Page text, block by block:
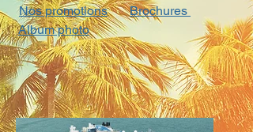
Nos promotions
Brochures
Album photo